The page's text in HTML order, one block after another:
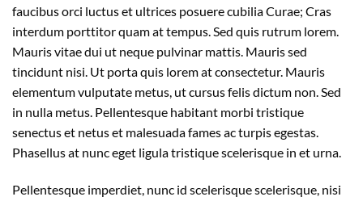
faucibus orci luctus et ultrices posuere cubilia Curae; Cras
interdum porttitor quam at tempus. Sed quis rutrum lorem.
Mauris vitae dui ut neque pulvinar mattis. Mauris sed
tincidunt nisi. Ut porta quis lorem at consectetur. Mauris
elementum vulputate metus, ut cursus felis dictum non. Sed
in nulla metus. Pellentesque habitant morbi tristique
senectus et netus et malesuada fames ac turpis egestas.
Phasellus at nunc eget ligula tristique scelerisque in et urna.
Pellentesque imperdiet, nunc id scelerisque scelerisque, nisi